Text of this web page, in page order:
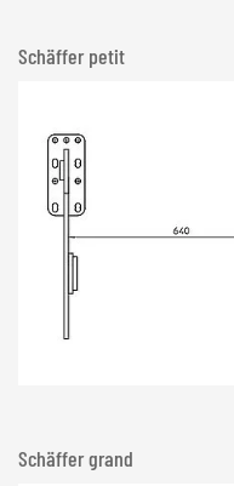
Schäffer petit
Schäffer grand